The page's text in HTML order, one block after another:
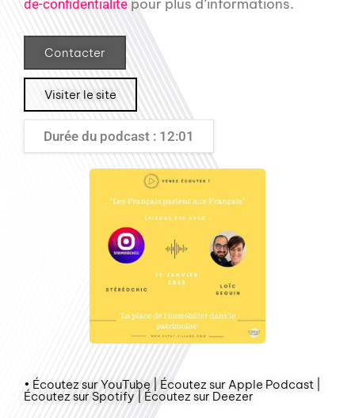
de-confidentialite pour plus d’informations.
Contacter
Visiter le site
Durée du podcast : 12:01
• Écoutez sur YouTube | Écoutez sur Apple Podcast |
Écoutez sur Spotify | Écoutez sur Deezer